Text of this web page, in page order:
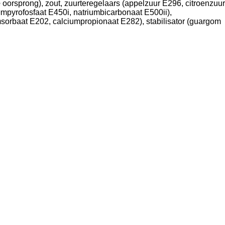
zout, zuurteregelaars (appelzuur E296, citroenzuur
E450i, natriumbicarbonaat E500ii),
E202, calciumpropionaat E282), stabilisator (guargom